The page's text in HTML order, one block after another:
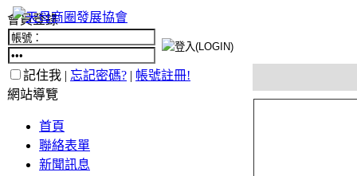
會員登錄
記住我 | 忘記密碼? | 帳號註冊!
網站導覽
首頁
聯絡表單
新聞訊息